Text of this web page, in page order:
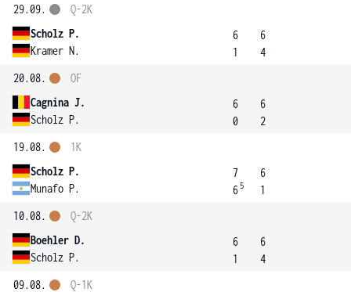
29.09.
Scholz P.
Kramer N.
Q-2K
6
1
6
4
20.08.
Cagnina J.
Scholz P.
OF
6
0
6
2
19.08.
Scholz P.
Munafo P.
1K
7
6 5
6
1
10.08.
Boehler D.
Scholz P.
Q-2K
6
1
6
4
09.08.
Q-1K